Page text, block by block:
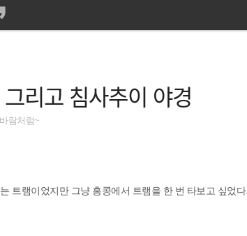
리고 침사추이 야경
람처럼~
트램이었지만 그냥 홍콩에서 트램을 한 번 타보고 싶었다.